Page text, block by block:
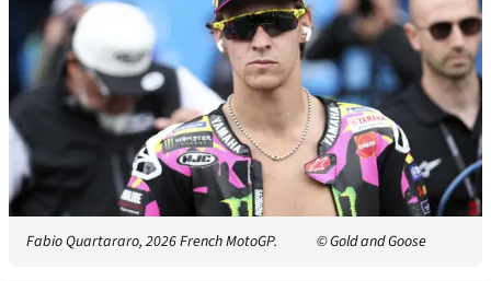
Fabio Quartararo, 2026 French MotoGP. © Gold and Goose